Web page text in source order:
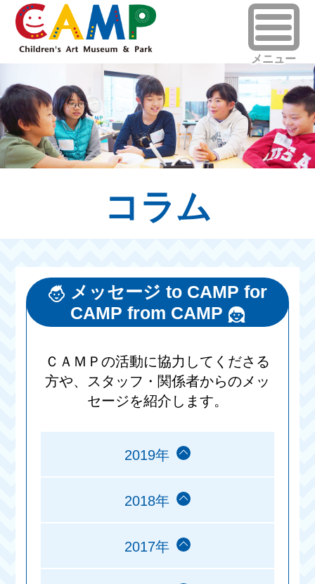
コラム
メッセージ to CAMP for
CAMP from CAMP
ＣＡＭＰの活動に協力してくださる
方や、スタッフ・関係者からのメッ
セージを紹介します。
2019年
2018年
2017年